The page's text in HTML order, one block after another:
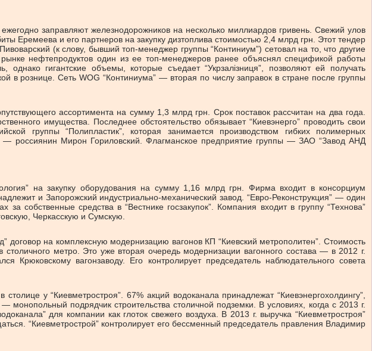
заправляют железнодорожников на несколько миллиардов гривень. Свежий улов
Еремеева и его партнеров на закупку дизтоплива стоимостью 2,4 млрд грн. Этот тендер
(к слову, бывший топ-менеджер группы “Континиум”) сетовал на то, что другие
нефтепродуктов один из ее топ-менеджеров ранее объяснял спецификой работы
гигантские объемы, которые съедает “Укрзалізниця”, позволяют ей получать
рознице. Сеть WOG “Континиума” — вторая по числу заправок в стране после группы
ассортимента на сумму 1,3 млрд грн. Срок поставок рассчитан на два года.
имущества. Последнее обстоятельство обязывает “Киевэнерго” проводить свои
группы “Полипластик”, которая занимается производством гибких полимерных
— россиянин Мирон Гориловский. Флагманское предприятие группы — ЗАО “Завод АНД
на закупку оборудования на сумму 1,16 млрд грн. Фирма входит в консорциум
и Запорожский индустриально-механический завод. “Евро-Реконструкция” — один
собственные средства в “Вестнике госзакупок”. Компания входит в группу “Технова”
Черкасскую и Сумскую.
договор на комплексную модернизацию вагонов КП “Киевский метрополитен”. Стоимость
метро. Это уже вторая очередь модернизации вагонного состава — в 2012 г.
Крюковскому вагонзаводу. Его контролирует председатель наблюдательного совета
столице у “Киевметростроя”. 67% акций водоканала принадлежат “Киевэнергохолдингу”,
подрядчик строительства столичной подземки. В условиях, когда с 2013 г.
для компании как глоток свежего воздуха. В 2013 г. выручка “Киевметростроя”
“Киевметрострой” контролирует его бессменный председатель правления Владимир